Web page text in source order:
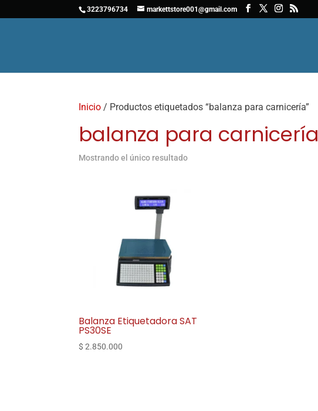
3223796734 markettstore001@gmail.com
Inicio / Productos etiquetados “balanza para carnicería”
balanza para carnicería
Mostrando el único resultado
Balanza Etiquetadora SAT
PS30SE
$ 2.850.000